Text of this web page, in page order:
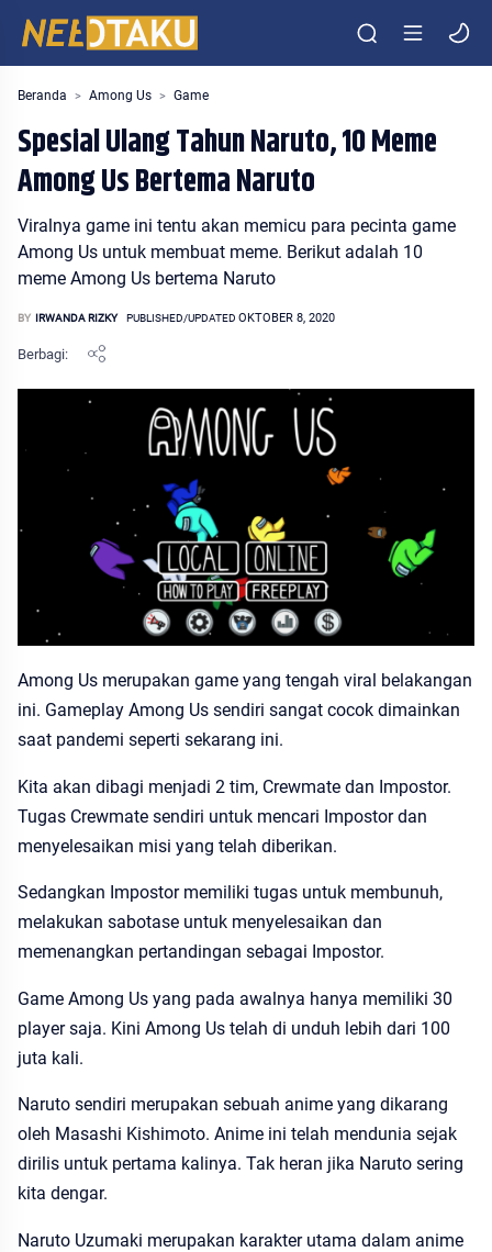
Beranda Among Us Game
Spesial Ulang Tahun Naruto, 10 Meme
Among Us Bertema Naruto
Viralnya game ini tentu akan memicu para pecinta game
Among Us untuk membuat meme. Berikut adalah 10
meme Among Us bertema Naruto
Among Us merupakan game yang tengah viral belakangan
ini. Gameplay Among Us sendiri sangat cocok dimainkan
saat pandemi seperti sekarang ini.
Kita akan dibagi menjadi 2 tim, Crewmate dan Impostor.
Tugas Crewmate sendiri untuk mencari Impostor dan
menyelesaikan misi yang telah diberikan.
Sedangkan Impostor memiliki tugas untuk membunuh,
melakukan sabotase untuk menyelesaikan dan
memenangkan pertandingan sebagai Impostor.
Game Among Us yang pada awalnya hanya memiliki 30
player saja. Kini Among Us telah di unduh lebih dari 100
juta kali.
Naruto sendiri merupakan sebuah anime yang dikarang
oleh Masashi Kishimoto. Anime ini telah mendunia sejak
dirilis untuk pertama kalinya. Tak heran jika Naruto sering
kita dengar.
Naruto Uzumaki merupakan karakter utama dalam anime